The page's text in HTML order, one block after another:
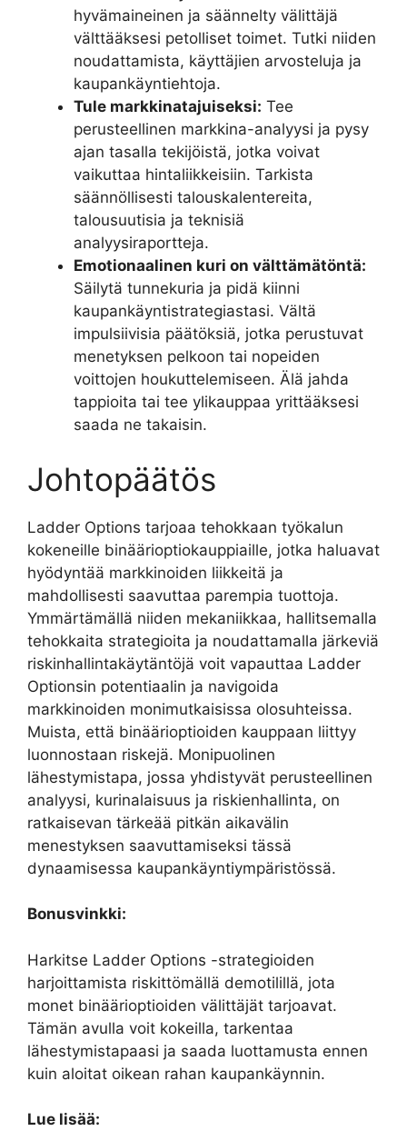
hyvämaineinen ja säännelty välittäjä
välttääksesi petolliset toimet. Tutki niiden
noudattamista, käyttäjien arvosteluja ja
kaupankäyntiehtoja.
Tule markkinatajuiseksi: Tee
perusteellinen markkina-analyysi ja pysy
ajan tasalla tekijöistä, jotka voivat
vaikuttaa hintaliikkeisiin. Tarkista
säännöllisesti talouskalentereita,
talousuutisia ja teknisiä
analyysiraportteja.
Emotionaalinen kuri on välttämätöntä:
Säilytä tunnekuria ja pidä kiinni
kaupankäyntistrategiastasi. Vältä
impulsiivisia päätöksiä, jotka perustuvat
menetyksen pelkoon tai nopeiden
voittojen houkuttelemiseen. Älä jahda
tappioita tai tee ylikauppaa yrittääksesi
saada ne takaisin.
Johtopäätös
Ladder Options tarjoaa tehokkaan työkalun
kokeneille binäärioptiokauppiaille, jotka haluavat
hyödyntää markkinoiden liikkeitä ja
mahdollisesti saavuttaa parempia tuottoja.
Ymmärtämällä niiden mekaniikkaa, hallitsemalla
tehokkaita strategioita ja noudattamalla järkeviä
riskinhallintakäytäntöjä voit vapauttaa Ladder
Optionsin potentiaalin ja navigoida
markkinoiden monimutkaisissa olosuhteissa.
Muista, että binäärioptioiden kauppaan liittyy
luonnostaan ​​riskejä. Monipuolinen
lähestymistapa, jossa yhdistyvät perusteellinen
analyysi, kurinalaisuus ja riskienhallinta, on
ratkaisevan tärkeää pitkän aikavälin
menestyksen saavuttamiseksi tässä
dynaamisessa kaupankäyntiympäristössä.
Bonusvinkki:
Harkitse Ladder Options -strategioiden
harjoittamista riskittömällä demotilillä, jota
monet binäärioptioiden välittäjät tarjoavat.
Tämän avulla voit kokeilla, tarkentaa
lähestymistapaasi ja saada luottamusta ennen
kuin aloitat oikean rahan kaupankäynnin.
Lue lisää: